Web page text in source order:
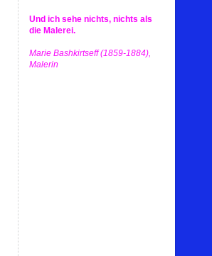
Und ich sehe nichts, nichts als
die Malerei.
Marie Bashkirtseff (1859-1884),
Malerin